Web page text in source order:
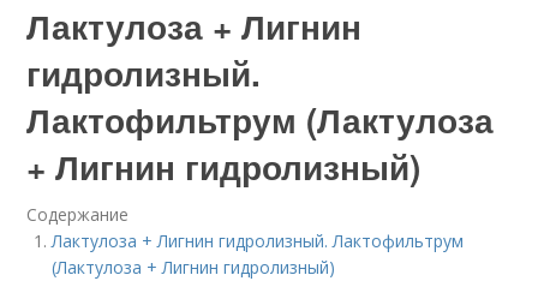
Лактулоза + Лигнин
гидролизный.
Лактофильтрум (Лактулоза
+ Лигнин гидролизный)
Содержание
Лактулоза + Лигнин гидролизный. Лактофильтрум
(Лактулоза + Лигнин гидролизный)